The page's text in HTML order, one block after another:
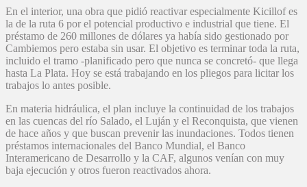
En el interior, una obra que pidió reactivar especialmente Kicillof es
la de la ruta 6 por el potencial productivo e industrial que tiene. El
préstamo de 260 millones de dólares ya había sido gestionado por
Cambiemos pero estaba sin usar. El objetivo es terminar toda la ruta,
incluido el tramo -planificado pero que nunca se concretó- que llega
hasta La Plata. Hoy se está trabajando en los pliegos para licitar los
trabajos lo antes posible.
En materia hidráulica, el plan incluye la continuidad de los trabajos
en las cuencas del río Salado, el Luján y el Reconquista, que vienen
de hace años y que buscan prevenir las inundaciones. Todos tienen
préstamos internacionales del Banco Mundial, el Banco
Interamericano de Desarrollo y la CAF, algunos venían con muy
baja ejecución y otros fueron reactivados ahora.